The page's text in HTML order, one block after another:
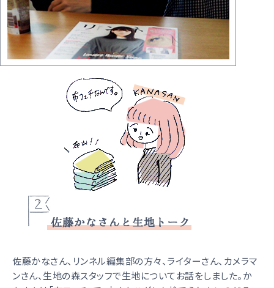
佐藤かなさん、リンネル編集部の方々、ライターさん、カメラマ
ンさん、生地の森スタッフで生地についてお話をしました。か